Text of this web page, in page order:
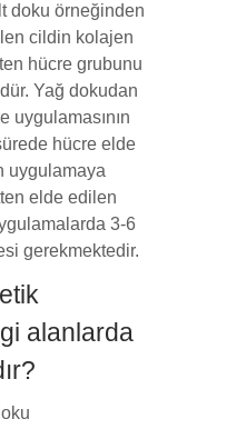
doku örneğinden
cildin kolajen
hücre grubunu
Yağ dokudan
uygulamasının
hücre elde
uygulamaya
elde edilen
3-6
gerekmektedir.
alanlarda